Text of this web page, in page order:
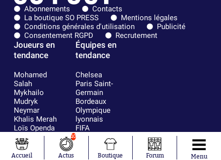
Abonnements
Contacts
La boutique SO PRESS
Mentions légales
Conditions générales d'utilisation
Publicité
Consentement RGPD
Recrutement
Joueurs en
tendance
Mohamed
Salah
Mykhailo
Mudryk
Neymar
Khalis Merah
Loïs Openda
Moussa
Niakhaté
Nicolás
Équipes en
tendance
Chelsea
Paris Saint-
Germain
Bordeaux
Olympique
lyonnais
FIFA
Real Madrid
RC Strasbourg
AC Milan
Accueil
10
Actus Boutique Forum Menu